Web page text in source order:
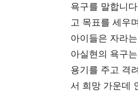
욕구를 말합니
고 목표를 세우
아이들은 자라
아실현의 욕구
용기를 주고 격
서 희망 가운데